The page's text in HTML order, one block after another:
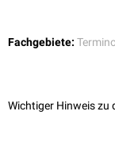
Diagnoseschemata
IPPAF-Schema
Fachgebiete:
Wichtiger Hinweis zu